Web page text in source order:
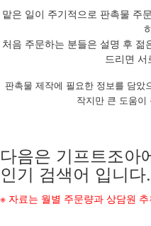
맡은 일이 주기적으로 판촉물 주
처음 주문하는 분들은 설명 후 젊
드리면
판촉물 제작에 필요한 정보를 담았
작지만 큰 도움이
다음은 기프트조아
인기 검색어 입니다.
※ 자료는 월별 주문량과 상담원